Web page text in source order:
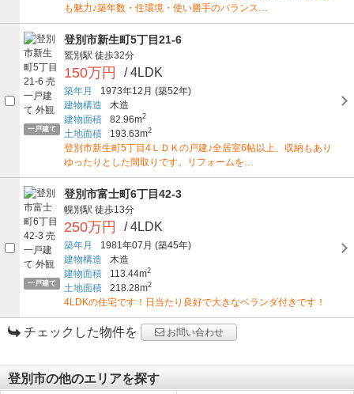
も魅力♪築年数・住環境・使い勝手のバランス…
一戸建て
登別市新生町5丁目21-6
鷲別駅 徒歩32分
150万円 / 4LDK
築年月 1973年12月 (築52年)
建物構造
木造
建物面積
82.96m2
土地面積 193.63m2
登別市新生町5丁目4ＬＤＫの戸建♪全居室6帖以上、収納もあり
ゆったりとした間取りです。リフォームを…
一戸建て
登別市富士町6丁目42-3
幌別駅 徒歩13分
250万円 / 4LDK
築年月 1981年07月 (築45年)
建物構造
木造
建物面積
113.44m2
土地面積 218.28m2
4LDKの住宅です！日当たり良好で大きなベランダ付きです！
チェックした物件を お問い合わせ
登別市の他のエリアを探す